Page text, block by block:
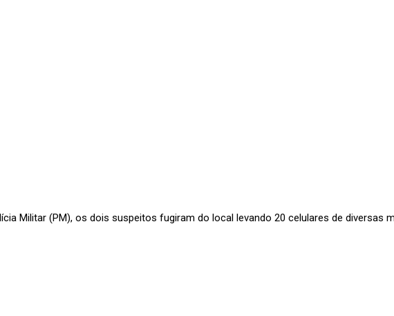
Militar (PM), os dois suspeitos fugiram do local levando 20 celulares de diversas